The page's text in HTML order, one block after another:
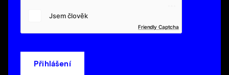
Friendly Captcha
Přihlášení